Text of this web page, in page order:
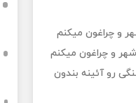
و چراغون میکنم
و چراغون میکنم
رو آئینه بندون